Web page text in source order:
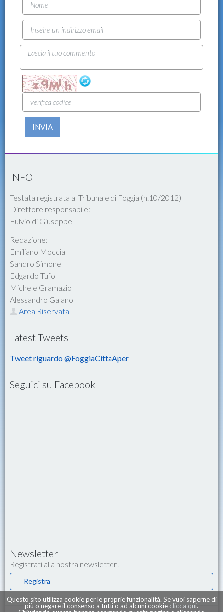
Questo sito utilizza cookie per le proprie funzionalità. Se vuoi saperne di
più o negare il consenso a tutti o ad alcuni cookie clicca qui.
INVIA
INFO
Testata registrata al Tribunale di Foggia (n.10/2012)
Direttore responsabile:
Fulvio di Giuseppe
Redazione:
Emiliano Moccia
Sandro Simone
Edgardo Tufo
Michele Gramazio
Alessandro Galano
Area Riservata
Latest Tweets
Tweet riguardo @FoggiaCittaAper
Seguici su Facebook
Newsletter
Registrati alla nostra newsletter!
Registra